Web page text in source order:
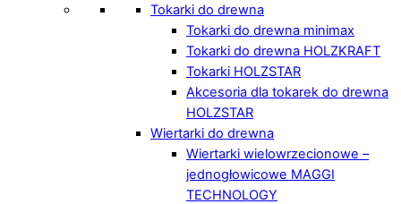
Tokarki do drewna
Tokarki do drewna minimax
Tokarki do drewna HOLZKRAFT
Tokarki HOLZSTAR
Akcesoria dla tokarek do drewna
HOLZSTAR
Wiertarki do drewna
Wiertarki wielowrzecionowe –
jednogłowicowe MAGGI
TECHNOLOGY